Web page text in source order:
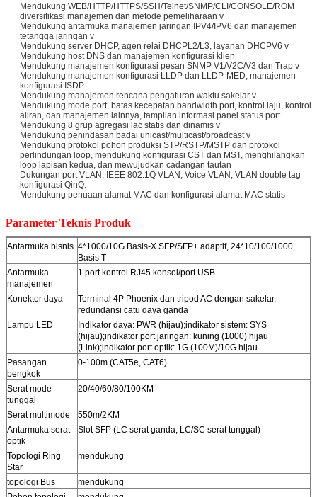
Mendukung WEB/HTTP/HTTPS/SSH/Telnet/SNMP/CLI/CONSOLE/ROM
diversifikasi manajemen dan metode pemeliharaan v
Mendukung antarmuka manajemen jaringan IPV4/IPV6 dan manajemen
tetangga jaringan v
Mendukung server DHCP, agen relai DHCPL2/L3, layanan DHCPV6 v
Mendukung host DNS dan manajemen konfigurasi klien
Mendukung manajemen konfigurasi pesan SNMP V1/V2C/V3 dan Trap v
Mendukung manajemen konfigurasi LLDP dan LLDP-MED, manajemen
konfigurasi ISDP
Mendukung manajemen rencana pengaturan waktu sakelar v
Mendukung mode port, batas kecepatan bandwidth port, kontrol laju, kontrol
aliran, dan manajemen lainnya, tampilan informasi panel status port
Mendukung 8 grup agregasi lac statis dan dinamis v
Mendukung penindasan badai unicast/multicast/broadcast v
Mendukung protokol pohon produksi STP/RSTP/MSTP dan protokol
perlindungan loop, mendukung konfigurasi CST dan MST, menghilangkan
loop lapisan kedua, dan mewujudkan cadangan tautan
Dukungan port VLAN, IEEE 802.1Q VLAN, Voice VLAN, VLAN double tag
konfigurasi QinQ.
Mendukung penuaan alamat MAC dan konfigurasi alamat MAC statis
Parameter Teknis Produk
Antarmuka bisnis 4*1000/10G Basis-X SFP/SFP+ adaptif, 24*10/100/1000
Basis T
Antarmuka
manajemen
1 port kontrol RJ45 konsol/port USB
Konektor daya
Terminal 4P Phoenix dan tripod AC dengan sakelar,
redundansi catu daya ganda
Lampu LED
Indikator daya: PWR (hijau);indikator sistem: SYS
(hijau);indikator port jaringan: kuning (1000) hijau
(Link);indikator port optik: 1G (100M)/10G hijau
Pasangan
bengkok
0-100m (CAT5e, CAT6)
Serat mode
tunggal
20/40/60/80/100KM
Serat multimode
550m/2KM
Antarmuka serat
optik
Slot SFP (LC serat ganda, LC/SC serat tunggal)
Topologi Ring
Star
mendukung
topologi Bus
mendukung